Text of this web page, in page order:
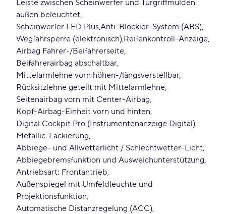
Leiste zwischen Scheinwerfer und Türgriffmulden
außen beleuchtet
Scheinwerfer LED PlusAnti-Blockier-System (ABS)
Wegfahrsperre (elektronisch) Reifenkontroll-Anzeige
Airbag Fahrer-/Beifahrerseite
Beifahrerairbag abschaltbar
Mittelarmlehne vorn höhen-/längsverstellbar
Rücksitzlehne geteilt mit Mittelarmlehne
Seitenairbag vorn mit Center-Airbag
Kopf-Airbag-Einheit vorn und hinten
Digital Cockpit Pro (Instrumentenanzeige Digital)
Metallic-Lackierung
Abbiege- und Allwetterlicht / Schlechtwetter-Licht
Abbiegebremsfunktion und Ausweichunterstützung
Antriebsart: Frontantrieb
Außenspiegel mit Umfeldleuchte und
Projektionsfunktion
Automatische Distanzregelung (ACC)